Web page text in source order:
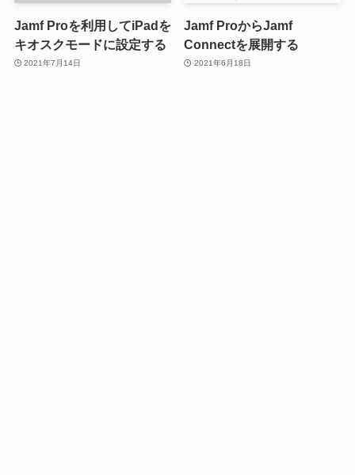
Jamf Proを利用してiPadを
キオスクモードに設定する
2021年7月14日
Jamf ProからJamf
Connectを展開する
2021年6月18日